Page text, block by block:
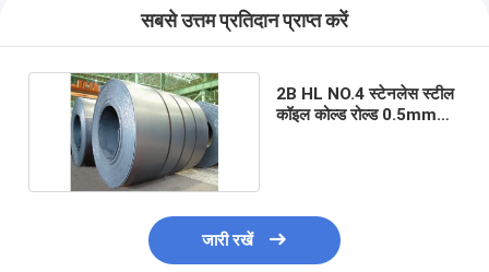
सबसे उत्तम प्रतिदान प्राप्त करें
2B HL NO.4 स्टेनलेस स्टील
कॉइल कोल्ड रोल्ड 0.5mm
जारी रखें